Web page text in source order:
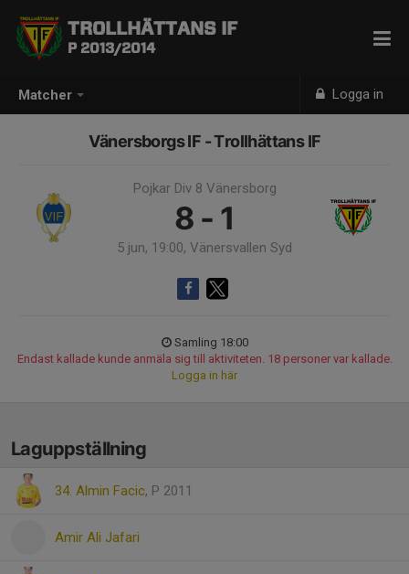
Matcher Logga in
TROLLHÄTTANS IF
P 2013/2014
Vänersborgs IF - Trollhättans IF
Pojkar Div 8 Vänersborg
8 - 1
5 jun, 19:00, Vänersvallen Syd
Samling 18:00
Endast kallade kunde anmäla sig till aktiviteten. 18 personer var kallade.
Logga in här
Laguppställning
34. Almin Facic, P 2011
Amir Ali Jafari